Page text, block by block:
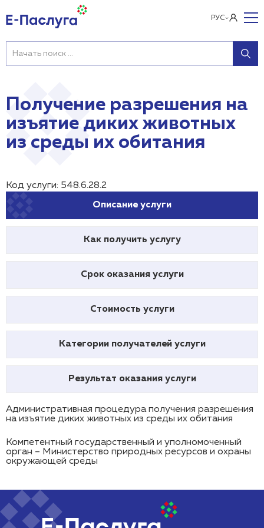
РУС
Получение разрешения на
изъятие диких животных
из среды их обитания
Код услуги: 548.6.28.2
Описание услуги
Как получить услугу
Срок оказания услуги
Стоимость услуги
Категории получателей услуги
Результат оказания услуги
Административная процедура получения разрешения
на изъятие диких животных из среды их обитания
Компетентный государственный и уполномоченный
орган – Министерство природных ресурсов и охраны
окружающей среды